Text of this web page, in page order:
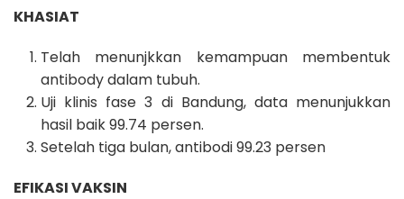
KHASIAT
Telah menunjkkan kemampuan membentuk
antibody dalam tubuh.
Uji klinis fase 3 di Bandung, data menunjukkan
hasil baik 99.74 persen.
Setelah tiga bulan, antibodi 99.23 persen
EFIKASI VAKSIN